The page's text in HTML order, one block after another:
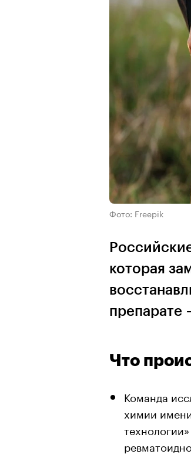
Фото: Freepik
которая
препарате
Что
Команда
химии
технологии»